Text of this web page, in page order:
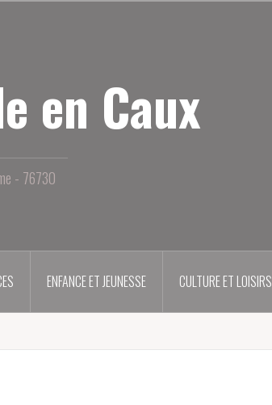
en Caux
- 76730
ENFANCE ET JEUNESSE CULTURE ET LOISIRS